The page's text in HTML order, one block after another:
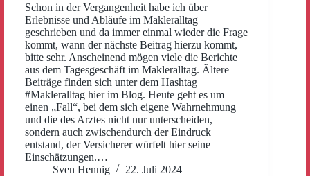
Schon in der Vergangenheit habe ich über
Erlebnisse und Abläufe im Makleralltag
geschrieben und da immer einmal wieder die Frage
kommt, wann der nächste Beitrag hierzu kommt,
bitte sehr. Anscheinend mögen viele die Berichte
aus dem Tagesgeschäft im Makleralltag. Ältere
Beiträge finden sich unter dem Hashtag
#Makleralltag hier im Blog. Heute geht es um
einen „Fall“, bei dem sich eigene Wahrnehmung
und die des Arztes nicht nur unterscheiden,
sondern auch zwischendurch der Eindruck
entstand, der Versicherer würfelt hier seine
Einschätzungen.…
Sven Hennig
22. Juli 2024